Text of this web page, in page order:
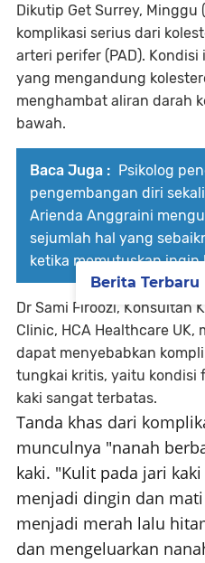
Dikutip Get Surrey,
komplikasi serius dari
arteri perifer (PAD).
yang mengandung
menghambat aliran darah
bawah.
Baca Juga : Psikolog
pengembangan diri
Arienda Anggraini
sejumlah hal yang
ketika memutuskan ingin
Dr Sami Firoozi, Konsultan
Clinic, HCA Healthcare UK,
dapat menyebabkan
tungkai kritis, yaitu kondisi
kaki sangat terbatas.
Tanda khas dari
munculnya "nanah
kaki. "Kulit pada jari
menjadi dingin dan
menjadi merah lalu
dan mengeluarkan
Berita Terbaru